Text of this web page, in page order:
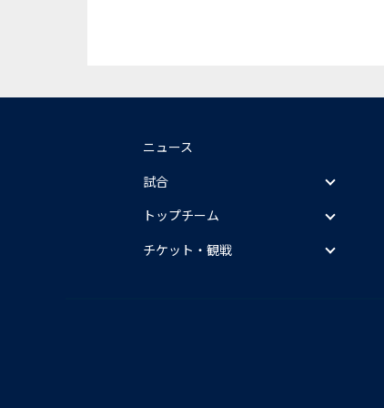
ニュース
試合
トップチーム
チケット・観戦